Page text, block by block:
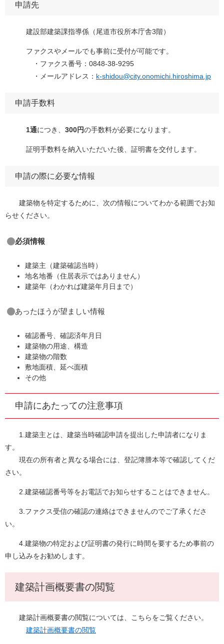
申請先
建設部建築課指導係（尾道市役所本庁舎3階）
ファクスやメールでも事前に受付が可能です。
・ファクス番号：0848-38-9295
・メールアドレス ： k-shidou@city.onomichi.hiroshima.jp
申請手数料
1通につき、 300円の手数料が必要になります。
証明手数料を納入いただいた後、証明書を交付します。
申請の際に必要な情報
建築物を特定するために、次の情報についてわかる範囲でお知
らせください。
必須情報
建築主（建築確認当時）
地名地番（住居表示ではありません）
建築年（わかれば建築年月日まで）
あったほうが望ましい情報
確認番号、確認済年月日
建築物の用途、構造
建築物の階数
敷地面積、延べ面積
その他
申請にあたっての注意事項
1.建築主とは、建築当時確認申請を提出した申請者になりま
す。
現在の所有者と異なる場合には、登記簿謄本等で確認してくだ
さい。
2.建築確認番号等をお電話でお知らせすることはできません。
3.ファクス受信の確認の連絡はできませんのでご了承くださ
い。
4.建築物の特定および証明書の発行に時間を要するため事前の
申し込みをお勧めします。
建築計画概要書の閲覧
建築計画概要書の閲覧については、こちらをご覧ください。
建築計画概要書の閲覧